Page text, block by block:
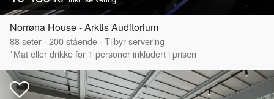
Norrøna House - Arktis Auditorium
88seter · 200stående · Tilbyr servering
*Mat eller drikke for 1 personer inkludert i prisen